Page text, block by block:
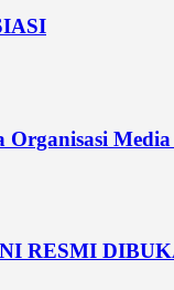
RESMI